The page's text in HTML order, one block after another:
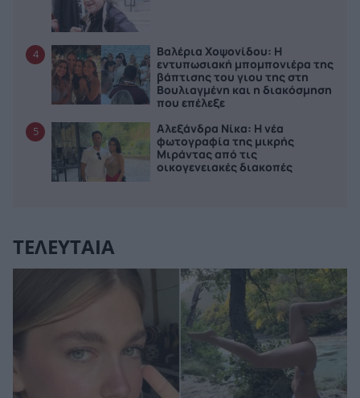
4
Βαλέρια Χοψονίδου: Η
εντυπωσιακή μπομπονιέρα της
βάπτισης του γιου της στη
Βουλιαγμένη και η διακόσμηση
που επέλεξε
5
Αλεξάνδρα Νίκα: Η νέα
φωτογραφία της μικρής
Μιράντας από τις
οικογενειακές διακοπές
ΤΕΛΕΥΤΑΙΑ